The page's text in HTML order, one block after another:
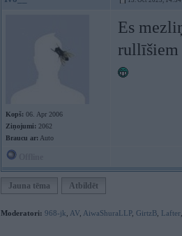
Kopš: 06. Apr 2006
Ziņojumi: 2062
Braucu ar: Auto
Es
Jauna tēma Atbildēt
Moderatori: 968-jk AV AiwaShuraLLP, GirtzB Lafter